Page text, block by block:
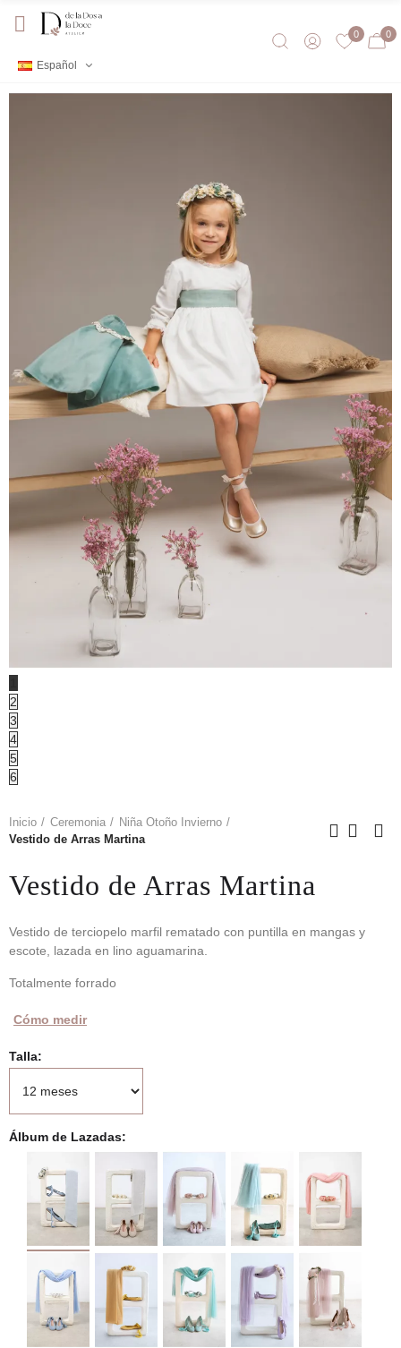
Español
0 0
2
3
4
5
6
Inicio Ceremonia
Niña Otoño Invierno
Vestido de Arras Martina
Vestido de Arras Martina
Vestido de terciopelo marfil rematado con puntilla en mangas y
escote, lazada en lino aguamarina.
Totalmente forrado
Cómo medir
Talla
Álbum de Lazadas